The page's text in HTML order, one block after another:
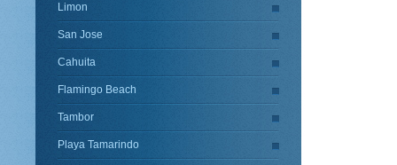
Limon
San Jose
Cahuita
Flamingo Beach
Tambor
Playa Tamarindo